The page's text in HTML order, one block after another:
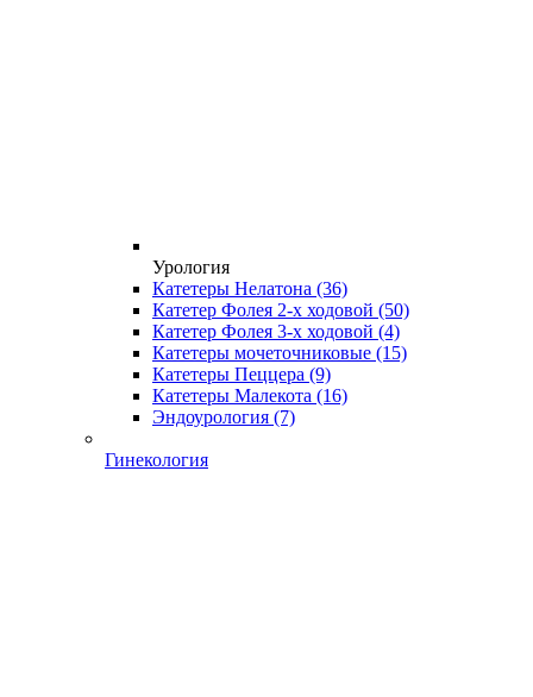
Урология
Катетеры Нелатона (36)
Катетер Фолея 2-х ходовой (50)
Катетер Фолея 3-х ходовой (4)
Катетеры мочеточниковые (15)
Катетеры Пеццера (9)
Катетеры Малекота (16)
Эндоурология (7)
Гинекология